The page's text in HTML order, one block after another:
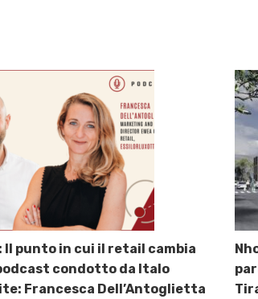
Il punto in cui il retail cambia
condotto da Italo
Francesca Dell’Antoglietta